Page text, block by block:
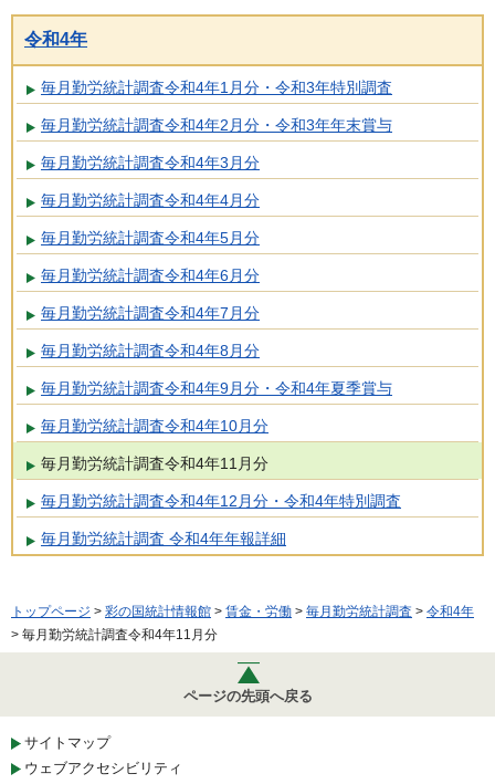
令和4年
毎月勤労統計調査令和4年1月分・令和3年特別調査
毎月勤労統計調査令和4年2月分・令和3年年末賞与
毎月勤労統計調査令和4年3月分
毎月勤労統計調査令和4年4月分
毎月勤労統計調査令和4年5月分
毎月勤労統計調査令和4年6月分
毎月勤労統計調査令和4年7月分
毎月勤労統計調査令和4年8月分
毎月勤労統計調査令和4年9月分・令和4年夏季賞与
毎月勤労統計調査令和4年10月分
毎月勤労統計調査令和4年11月分
毎月勤労統計調査令和4年12月分・令和4年特別調査
毎月勤労統計調査 令和4年年報詳細
トップページ > 彩の国統計情報館 > 賃金・労働 > 毎月勤労統計調査 > 令和4年
> 毎月勤労統計調査令和4年11月分
ページの先頭へ戻る
サイトマップ
ウェブアクセシビリティ